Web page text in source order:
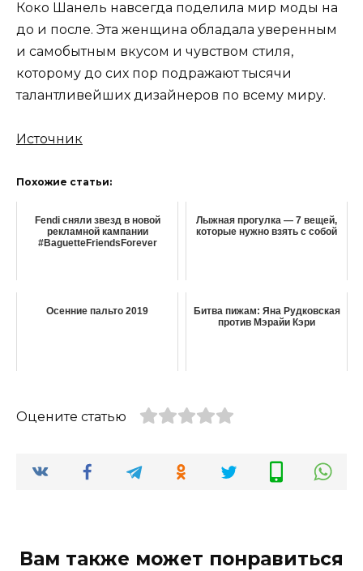
Коко Шанель навсегда поделила мир моды на
до и после. Эта женщина обладала уверенным
и самобытным вкусом и чувством стиля,
которому до сих пор подражают тысячи
талантливейших дизайнеров по всему миру.
Источник
Похожие статьи:
Fendi сняли звезд в новой
рекламной кампании
#BaguetteFriendsForever
Лыжная прогулка — 7 вещей,
которые нужно взять с собой
Осенние пальто 2019
Битва пижам: Яна Рудковская
против Мэрайи Кэри
Оцените статью
Вам также может понравиться